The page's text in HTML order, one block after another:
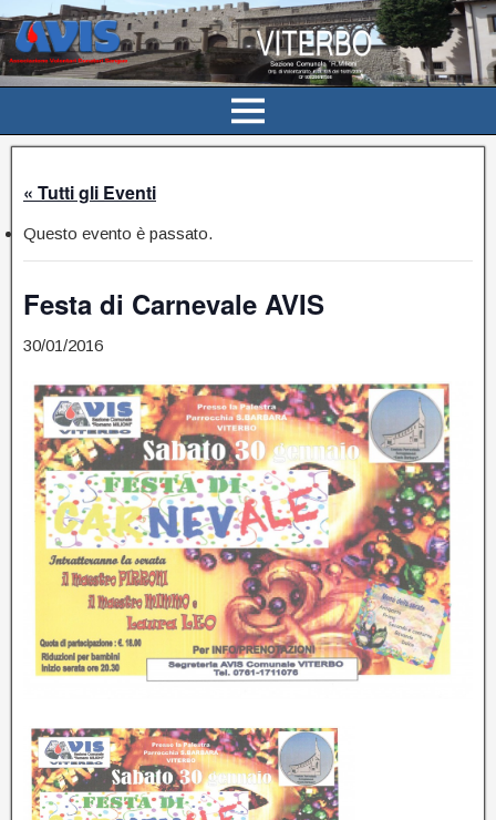
« Tutti gli Eventi
Questo evento è passato.
Festa di Carnevale AVIS
30/01/2016